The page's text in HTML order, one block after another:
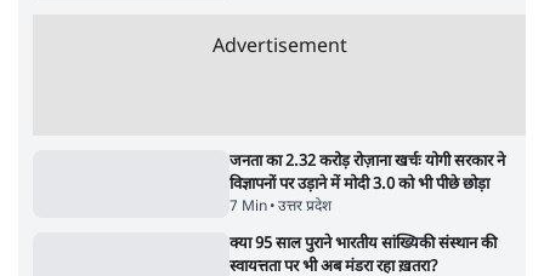
क्या Gen Z एकता तोड़ने की मुहिम?
Advertisement
जनता का 2.32 करोड़ रोज़ाना खर्चः योगी सरकार ने